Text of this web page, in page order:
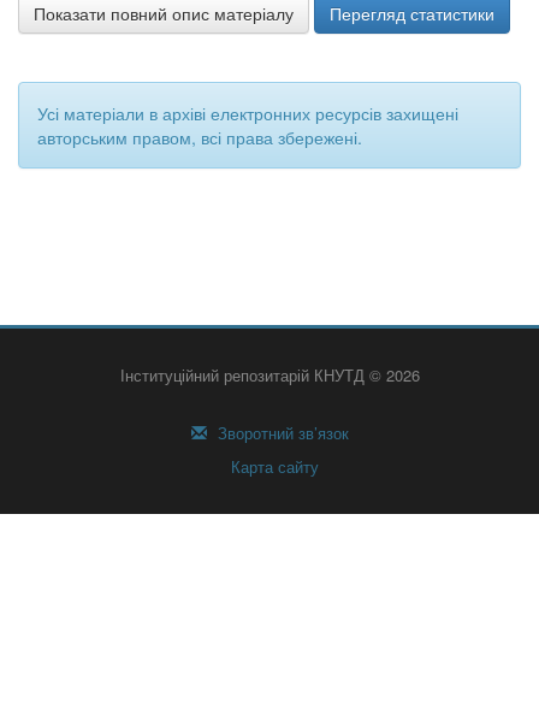
Показати повний опис матеріалу Перегляд статистики
Усі матеріали в архіві електронних ресурсів захищені
авторським правом, всі права збережені.
Інституційний репозитарій КНУТД © 2026
Зворотний зв’язок
Карта сайту